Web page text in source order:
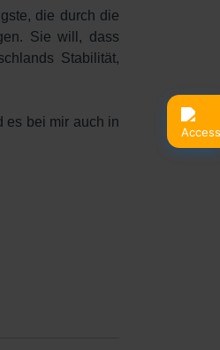
die durch die
Sie will, dass
Stabilität,
es bei mir auch in